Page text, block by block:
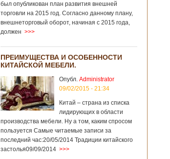
был опубликован план развития внешней
торговли на 2015 год. Согласно данному плану,
внешнеторговый оборот, начиная с 2015 года,
должен >>>
ПРЕИМУЩЕСТВА И ОСОБЕННОСТИ
КИТАЙСКОЙ МЕБЕЛИ.
Опубл. Administrator
09/02/2015 - 21:34
Китай – страна из списка
лидирующих в области
производства мебели. Ну а том, каким спросом
пользуется Самые читаемые записи за
последний час:20/05/2014 Традиции китайского
застолья09/09/2014 >>>